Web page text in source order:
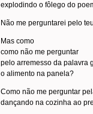
explodindo o fôlego do
Não me perguntarei pelo
Mas como
como não me perguntar
pelo arremesso da palavra
o alimento na panela?
Como não me perguntar
dançando na cozinha ao